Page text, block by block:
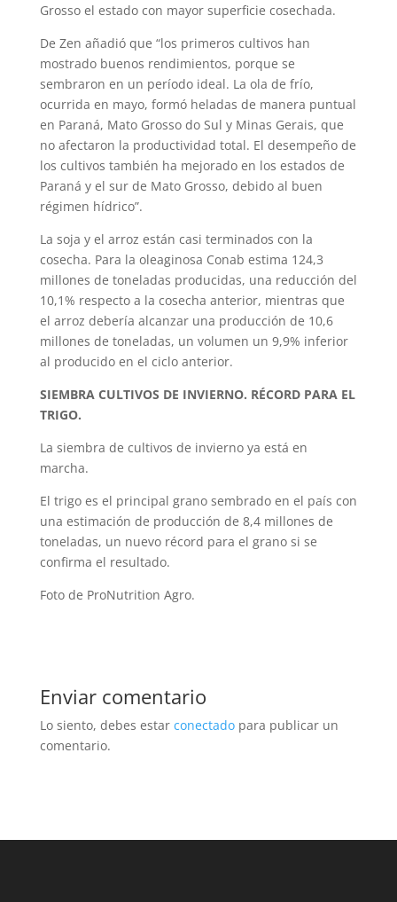
Grosso el estado con mayor superficie cosechada.
De Zen añadió que “los primeros cultivos han
mostrado buenos rendimientos, porque se
sembraron en un período ideal. La ola de frío,
ocurrida en mayo, formó heladas de manera puntual
en Paraná, Mato Grosso do Sul y Minas Gerais, que
no afectaron la productividad total. El desempeño de
los cultivos también ha mejorado en los estados de
Paraná y el sur de Mato Grosso, debido al buen
régimen hídrico”.
La soja y el arroz están casi terminados con la
cosecha. Para la oleaginosa Conab estima 124,3
millones de toneladas producidas, una reducción del
10,1% respecto a la cosecha anterior, mientras que
el arroz debería alcanzar una producción de 10,6
millones de toneladas, un volumen un 9,9% inferior
al producido en el ciclo anterior.
SIEMBRA CULTIVOS DE INVIERNO. RÉCORD PARA EL
TRIGO.
La siembra de cultivos de invierno ya está en
marcha.
El trigo es el principal grano sembrado en el país con
una estimación de producción de 8,4 millones de
toneladas, un nuevo récord para el grano si se
confirma el resultado.
Foto de ProNutrition Agro.
Enviar comentario
Lo siento, debes estar conectadopara publicar un
comentario.